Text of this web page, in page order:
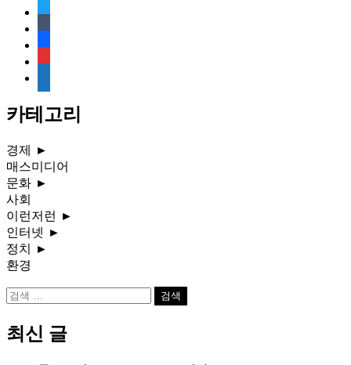
document
카테고리
경제
►
매스미디어
문화 ►
사회
이런저런
►
인터넷 ►
정치
►
환경
검
최신 글